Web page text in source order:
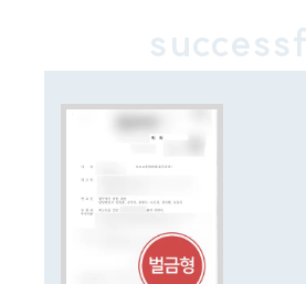
뉴스레터/브로슈
세미나
대륜법률상담예
대륜법률상담예